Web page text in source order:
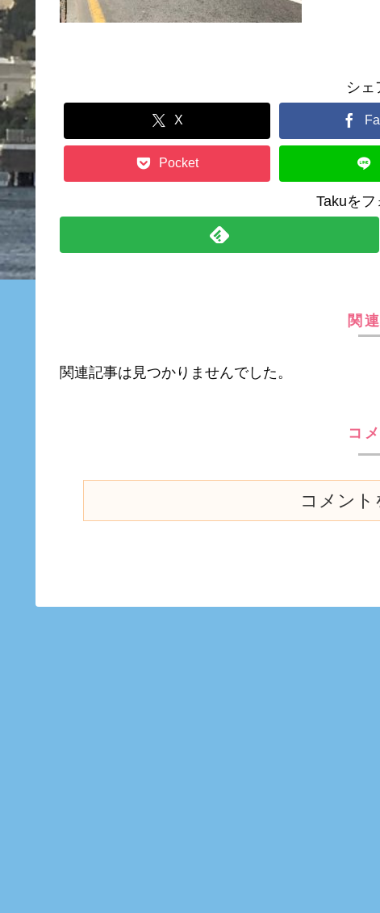
シェ
X
Pocket
Takuを
関
関連記事は見つかりませんでした。
コ
コメント